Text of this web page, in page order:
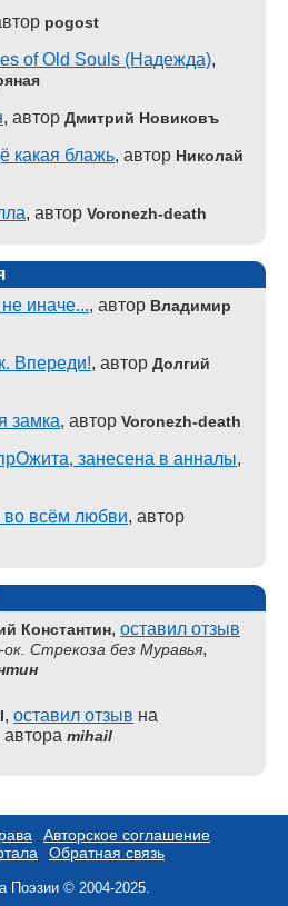
pogost
of Old Souls (Надежда),
, автор Дмитрий Новиковъ
какая блажь, автор Николай
, автор Voronezh-death
иначе..., автор Владимир
Впереди!, автор Долгий
замка, автор Voronezh-death
занесена в анналы,
всём любви, автор
Константин, оставил отзыв
Стрекоза без Муравья,
, оставил отзыв на
автора mihail
Авторское соглашение
Обратная связь
Поэзии © 2004-2025.